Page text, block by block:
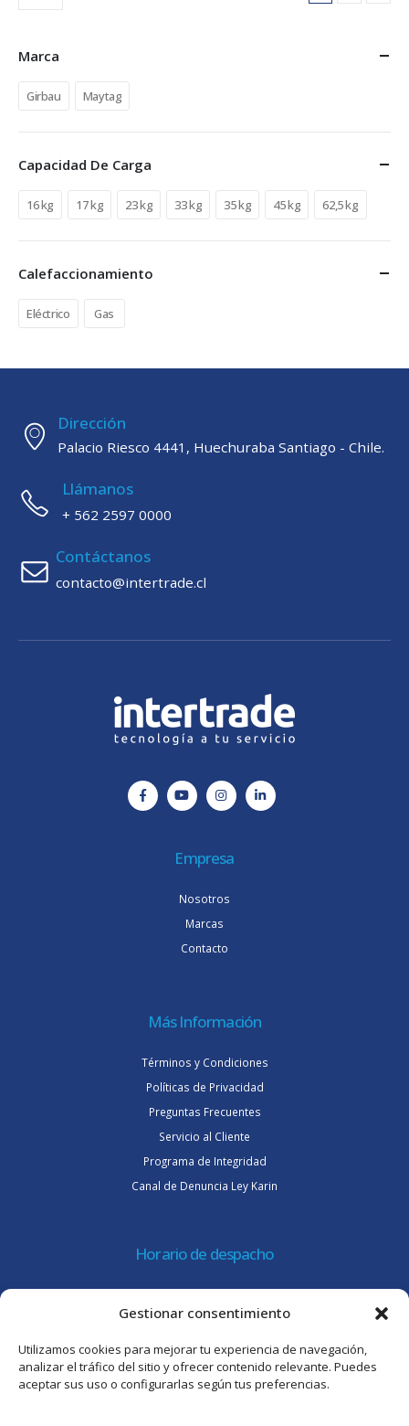
Gestionar consentimiento
Utilizamos cookies para mejorar tu experiencia de navegación,
analizar el tráfico del sitio y ofrecer contenido relevante. Puedes
aceptar sus uso o configurarlas según tus preferencias.
Marca
Girbau Maytag
Capacidad De Carga
16 kg 17 kg 23 kg 33 kg 35 kg 45 kg 62,5 kg
Calefaccionamiento
Eléctrico Gas
Dirección
Palacio Riesco 4441, Huechuraba Santiago - Chile.
Llámanos
+ 562 2597 0000
Contáctanos
contacto@intertrade.cl
Empresa
Nosotros
Marcas
Contacto
Más Información
Términos y Condiciones
Políticas de Privacidad
Preguntas Frecuentes
Servicio al Cliente
Programa de Integridad
Canal de Denuncia Ley Karin
Horario de despacho
Viernes 8:30 a 15:30 hrs.
Atención al cliente
Lunes a jueves de 09:00 a 17:45 hrs.